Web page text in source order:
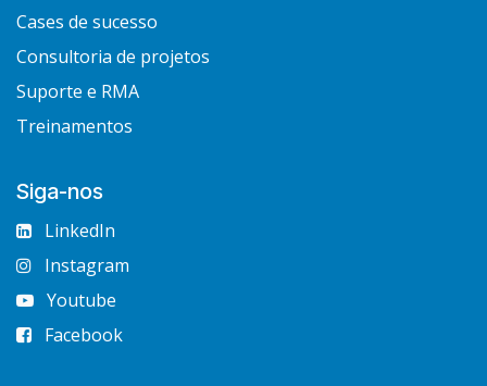
Cases de sucesso
Consultoria de projetos
Suporte e RMA
Treinamentos
Siga-nos
LinkedIn
Instagram
Youtube
Facebook